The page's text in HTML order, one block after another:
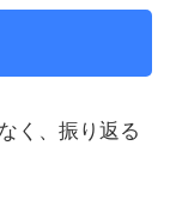
く、振り返る